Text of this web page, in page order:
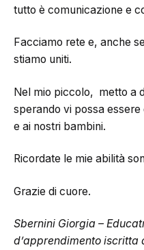
tutto è comunicazione e
Facciamo rete e, anche
stiamo uniti.
Nel mio piccolo, metto a
sperando vi possa essere
e ai nostri bambini.
Ricordate le mie abilità
Grazie di cuore.
Sbernini Giorgia –
d’apprendimento iscritta